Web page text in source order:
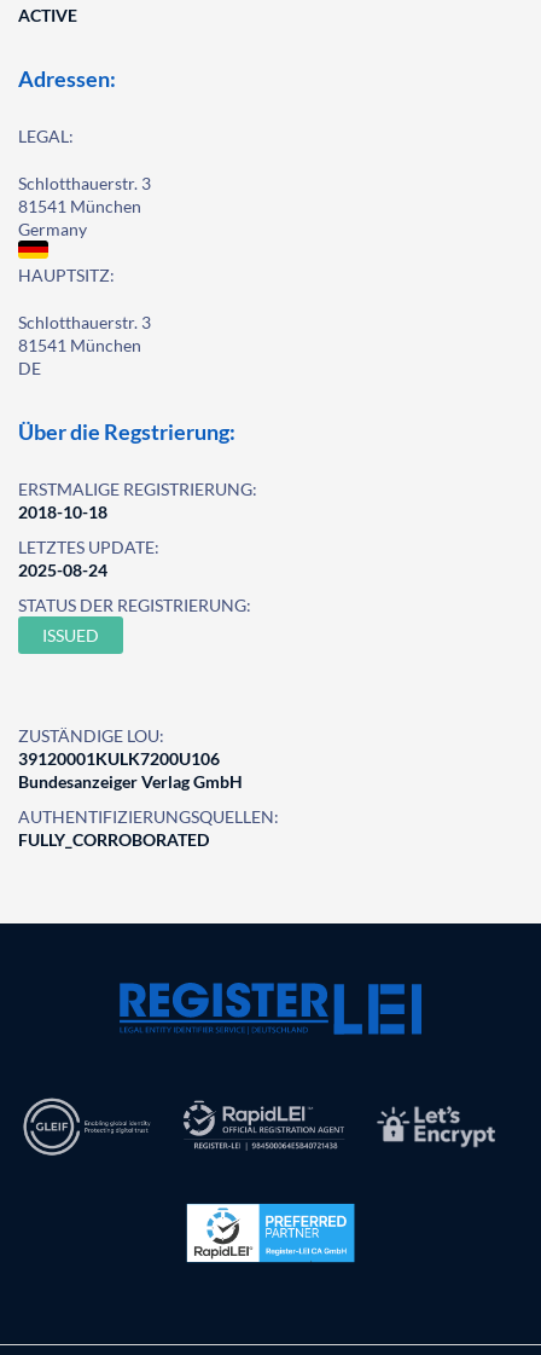
ACTIVE
Adressen:
LEGAL:
Schlotthauerstr. 3
81541 München
Germany
HAUPTSITZ:
Schlotthauerstr. 3
81541 München
DE
Über die Regstrierung:
ERSTMALIGE REGISTRIERUNG:
2018-10-18
LETZTES UPDATE:
2025-08-24
STATUS DER REGISTRIERUNG:
ISSUED
ZUSTÄNDIGE LOU:
39120001KULK7200U106
Bundesanzeiger Verlag GmbH
AUTHENTIFIZIERUNGSQUELLEN:
FULLY_CORROBORATED